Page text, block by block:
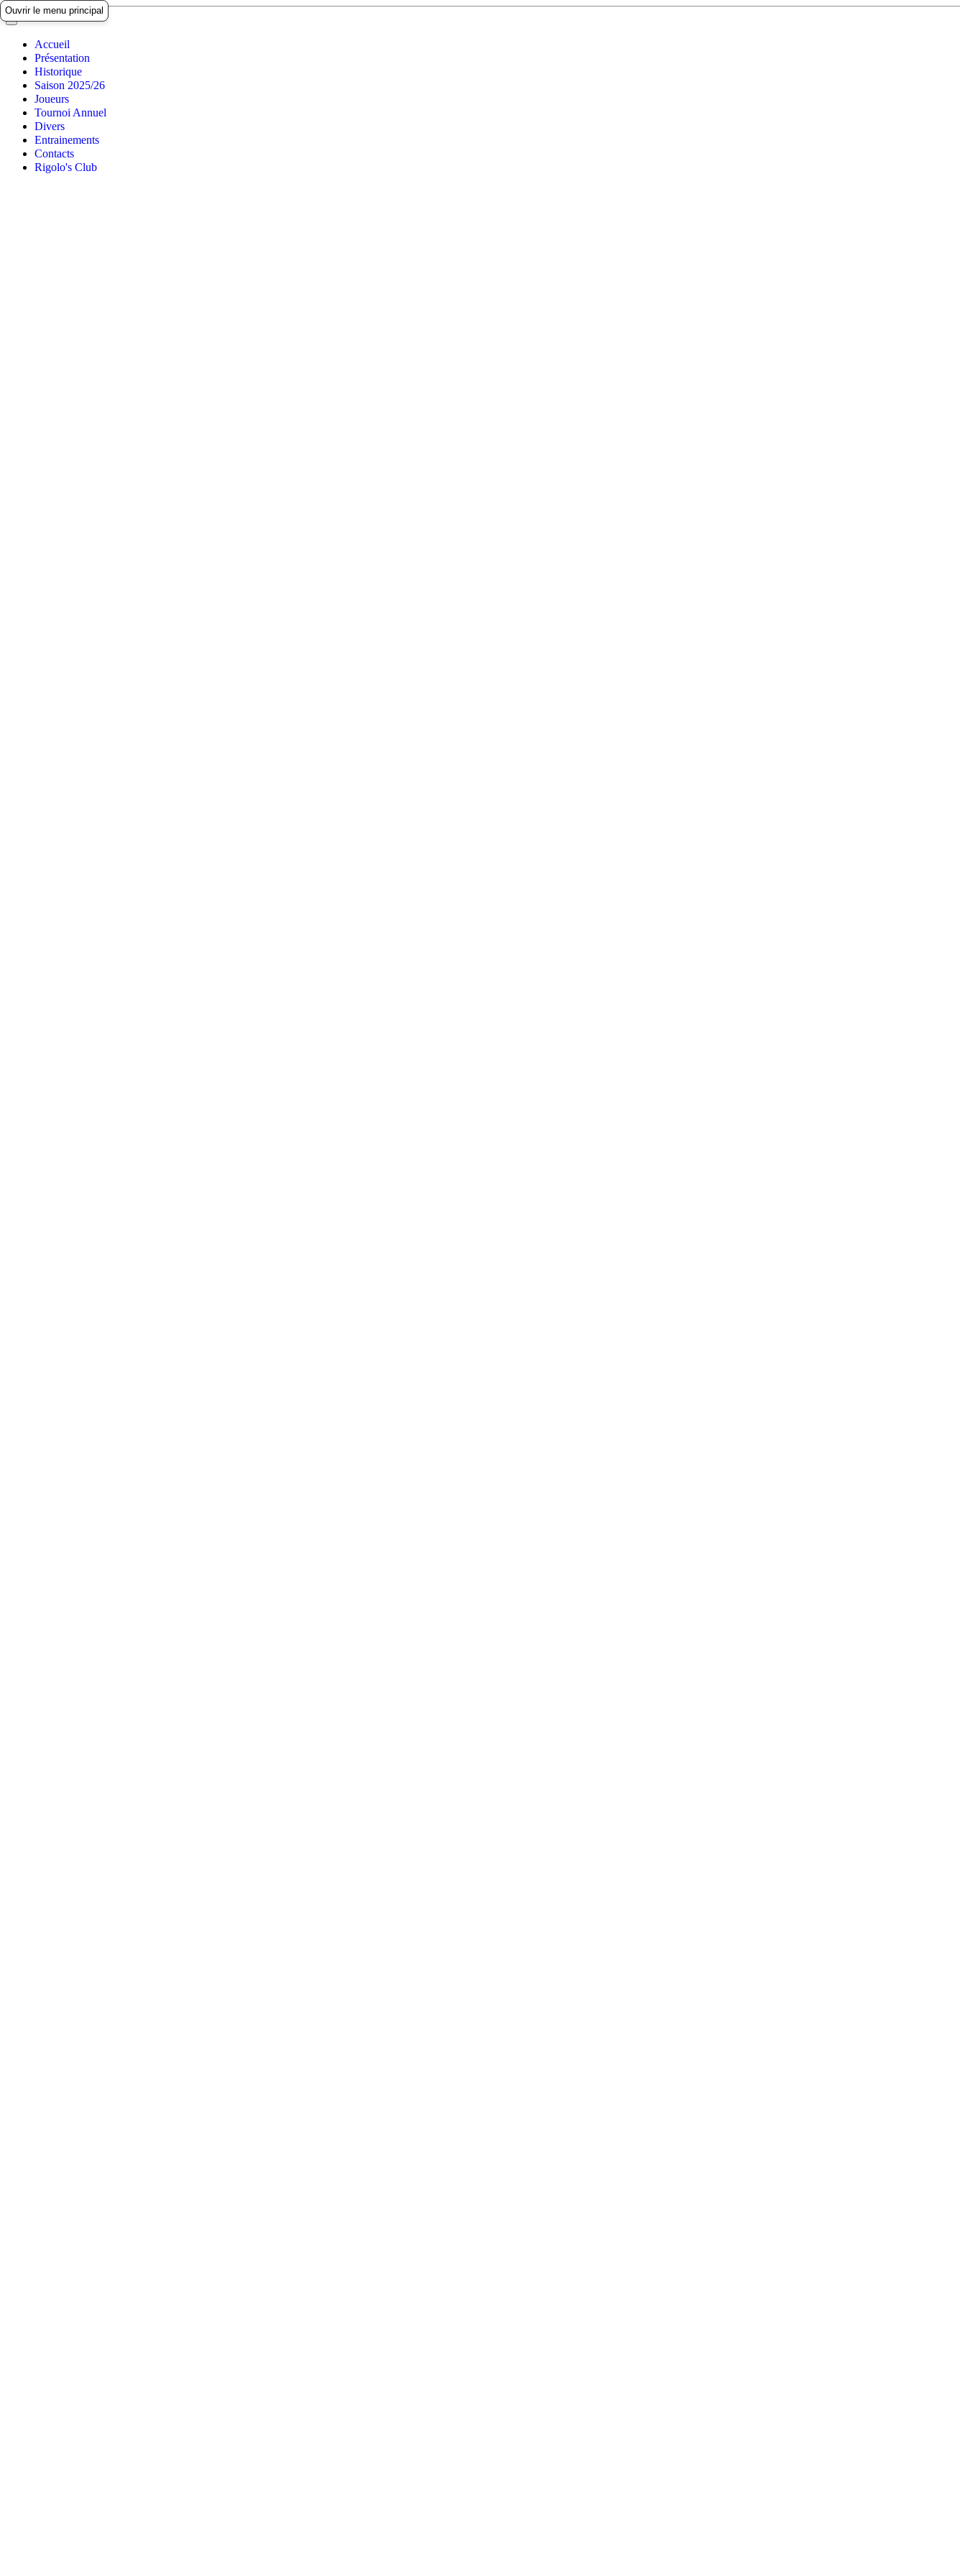
Accueil
Présentation
Historique
Saison 2025/26
Joueurs
Tournoi Annuel
Divers
Entrainements
Contacts
Rigolo's Club
Ouvrir le menu principal